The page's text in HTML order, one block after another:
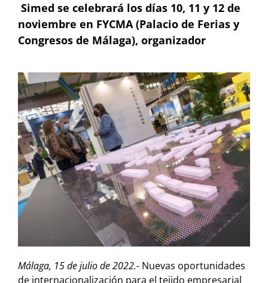
Simed se celebrará los días 10, 11 y 12 de
noviembre en FYCMA (Palacio de Ferias y
Congresos de Málaga), organizador
Málaga, 15 de julio de 2022.- Nuevas oportunidades
de internacionalización para el tejido empresarial